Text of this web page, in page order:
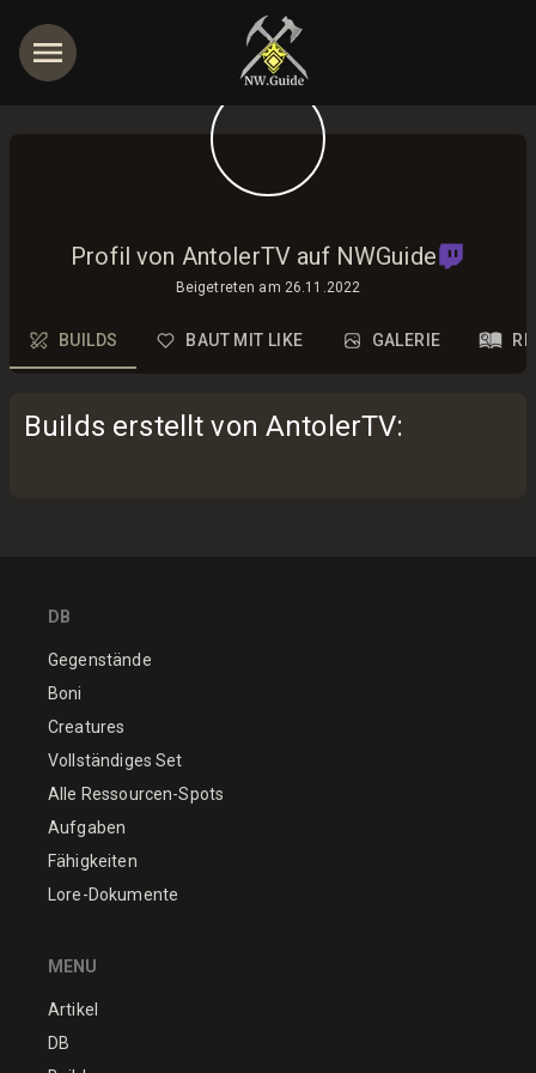
Profil von AntolerTV auf NWGuide
Beigetreten am 26.11.2022
BUILDS BAUT MIT LIKE GALERIE
Builds erstellt von AntolerTV:
DB
Gegenstände
Boni
Creatures
Vollständiges Set
Alle Ressourcen-Spots
Aufgaben
Fähigkeiten
Lore-Dokumente
MENU
Artikel
DB